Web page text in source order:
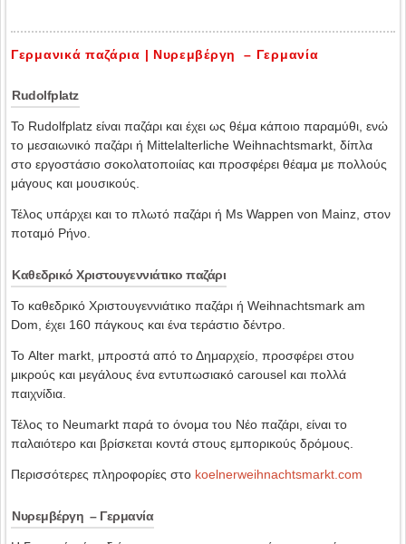
Γερμανικά παζάρια | Νυρεμβέργη – Γερμανία
Rudolfplatz
Το Rudolfplatz είναι παζάρι και έχει ως θέμα κάποιο παραμύθι, ενώ
το μεσαιωνικό παζάρι ή Mittelalterliche Weihnachtsmarkt, δίπλα
στο εργοστάσιο σοκολατοποιίας και προσφέρει θέαμα με πολλούς
μάγους και μουσικούς.
Τέλος υπάρχει και το πλωτό παζάρι ή Ms Wappen von Mainz, στον
ποταμό Ρήνο.
Kαθεδρικό Χριστουγεννιάτικο παζάρι
Το καθεδρικό Χριστουγεννιάτικο παζάρι ή Weihnachtsmark am
Dom, έχει 160 πάγκους και ένα τεράστιο δέντρο.
Το Alter markt, μπροστά από το Δημαρχείο, προσφέρει στου
μικρούς και μεγάλους ένα εντυπωσιακό carousel και πολλά
παιχνίδια.
Τέλος το Neumarkt παρά το όνομα του Νέο παζάρι, είναι το
παλαιότερο και βρίσκεται κοντά στους εμπορικούς δρόμους.
Περισσότερες πληροφορίες στο koelnerweihnachtsmarkt.com
Νυρεμβέργη – Γερμανία